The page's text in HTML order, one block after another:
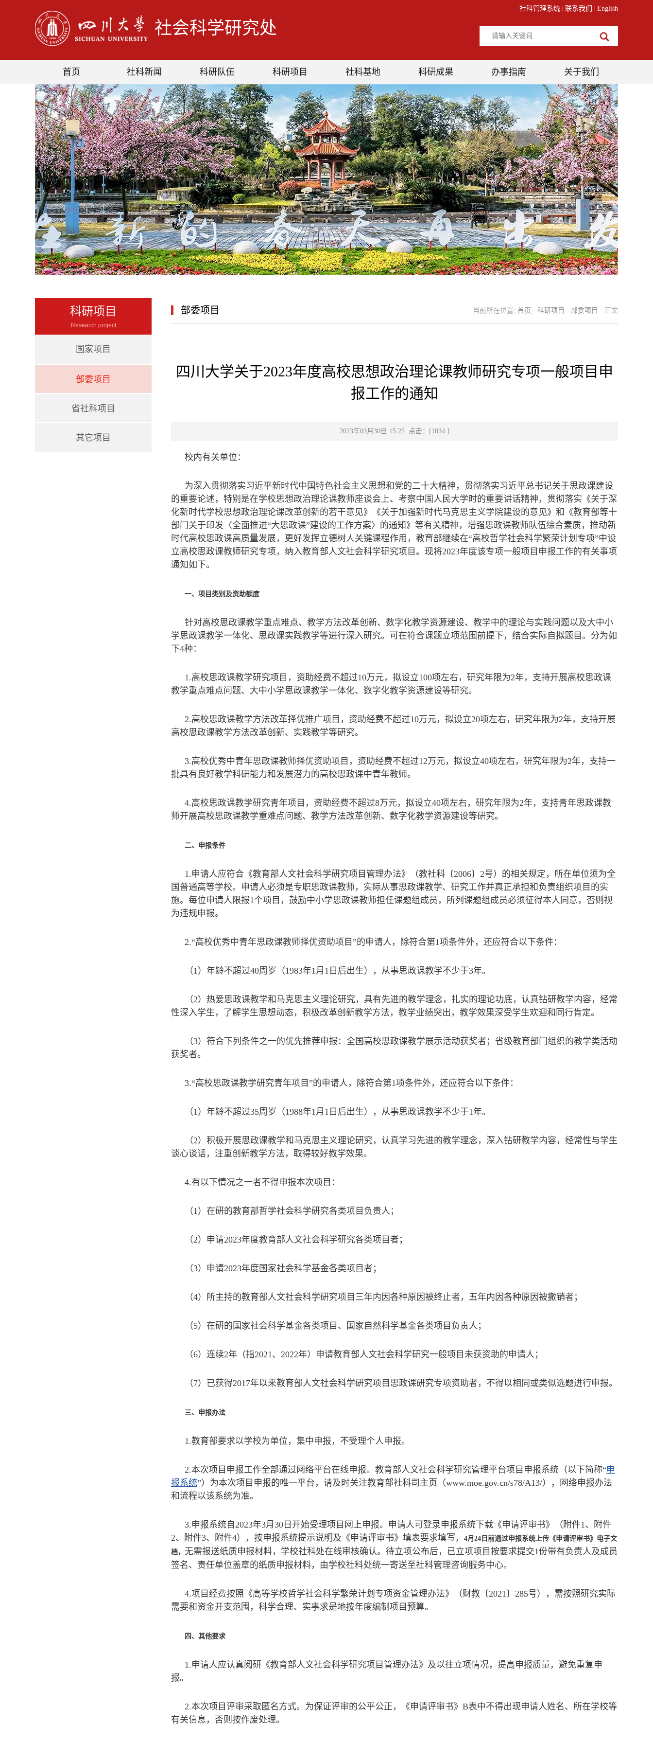
社会科学研究处
社科管理系统 联系我们 English
首页 社科新闻 科研队伍 科研项目 社科基地 科研成果 办事指南 关于我们
科研项目
Research project
国家项目
部委项目
省社科项目
其它项目
部委项目 当前所在位置: 首页 - 科研项目 - 部委项目 - 正文
四川大学关于2023年度高校思想政治理论课教师研究专项一般项目申
报工作的通知
2023年03月30日 15:25 点击：[1034 ]
校内有关单位：
为深入贯彻落实习近平新时代中国特色社会主义思想和党的二十大精神，贯彻落实习近平总书记关于思政课建设
的重要论述，特别是在学校思想政治理论课教师座谈会上、考察中国人民大学时的重要讲话精神，贯彻落实《关于深
化新时代学校思想政治理论课改革创新的若干意见》《关于加强新时代马克思主义学院建设的意见》和《教育部等十
部门关于印发〈全面推进“大思政课”建设的工作方案〉的通知》等有关精神，增强思政课教师队伍综合素质，推动新
时代高校思政课高质量发展，更好发挥立德树人关键课程作用，教育部继续在“高校哲学社会科学繁荣计划专项”中设
立高校思政课教师研究专项，纳入教育部人文社会科学研究项目。现将2023年度该专项一般项目申报工作的有关事项
通知如下。
一、项目类别及资助额度
针对高校思政课教学重点难点、教学方法改革创新、数字化教学资源建设、教学中的理论与实践问题以及大中小
学思政课教学一体化、思政课实践教学等进行深入研究。可在符合课题立项范围前提下，结合实际自拟题目。分为如
下4种：
1.高校思政课教学研究项目，资助经费不超过10万元，拟设立100项左右，研究年限为2年，支持开展高校思政课
教学重点难点问题、大中小学思政课教学一体化、数字化教学资源建设等研究。
2.高校思政课教学方法改革择优推广项目，资助经费不超过10万元，拟设立20项左右，研究年限为2年，支持开展
高校思政课教学方法改革创新、实践教学等研究。
3.高校优秀中青年思政课教师择优资助项目，资助经费不超过12万元，拟设立40项左右，研究年限为2年，支持一
批具有良好教学科研能力和发展潜力的高校思政课中青年教师。
4.高校思政课教学研究青年项目，资助经费不超过8万元，拟设立40项左右，研究年限为2年，支持青年思政课教
师开展高校思政课教学重难点问题、教学方法改革创新、数字化教学资源建设等研究。
二、申报条件
1.申请人应符合《教育部人文社会科学研究项目管理办法》（教社科〔2006〕2号）的相关规定，所在单位须为全
国普通高等学校。申请人必须是专职思政课教师，实际从事思政课教学、研究工作并真正承担和负责组织项目的实
施。每位申请人限报1个项目，鼓励中小学思政课教师担任课题组成员，所列课题组成员必须征得本人同意，否则视
为违规申报。
2.“高校优秀中青年思政课教师择优资助项目”的申请人，除符合第1项条件外，还应符合以下条件：
（1）年龄不超过40周岁（1983年1月1日后出生），从事思政课教学不少于3年。
（2）热爱思政课教学和马克思主义理论研究，具有先进的教学理念，扎实的理论功底，认真钻研教学内容，经常
性深入学生，了解学生思想动态，积极改革创新教学方法，教学业绩突出，教学效果深受学生欢迎和同行肯定。
（3）符合下列条件之一的优先推荐申报：全国高校思政课教学展示活动获奖者；省级教育部门组织的教学类活动
获奖者。
3.“高校思政课教学研究青年项目”的申请人，除符合第1项条件外，还应符合以下条件：
（1）年龄不超过35周岁（1988年1月1日后出生），从事思政课教学不少于1年。
（2）积极开展思政课教学和马克思主义理论研究，认真学习先进的教学理念，深入钻研教学内容，经常性与学生
谈心谈话，注重创新教学方法，取得较好教学效果。
4.有以下情况之一者不得申报本次项目：
（1）在研的教育部哲学社会科学研究各类项目负责人；
（2）申请2023年度教育部人文社会科学研究各类项目者；
（3）申请2023年度国家社会科学基金各类项目者；
（4）所主持的教育部人文社会科学研究项目三年内因各种原因被终止者，五年内因各种原因被撤销者；
（5）在研的国家社会科学基金各类项目、国家自然科学基金各类项目负责人；
（6）连续2年（指2021、2022年）申请教育部人文社会科学研究一般项目未获资助的申请人；
（7）已获得2017年以来教育部人文社会科学研究项目思政课研究专项资助者，不得以相同或类似选题进行申报。
三、申报办法
1.教育部要求以学校为单位，集中申报，不受理个人申报。
2.本次项目申报工作全部通过网络平台在线申报。教育部人文社会科学研究管理平台项目申报系统（以下简称“申
报系统”）为本次项目申报的唯一平台，请及时关注教育部社科司主页（www.moe.gov.cn/s78/A13/），网络申报办法
和流程以该系统为准。
3.申报系统自2023年3月30日开始受理项目网上申报。申请人可登录申报系统下载《申请评审书》（附件1、附件
2、附件3、附件4），按申报系统提示说明及《申请评审书》填表要求填写，
4月24日前通过申报系统上传《申请评审书》电子文
档， 无需报送纸质申报材料，学校社科处在线审核确认。待立项公布后，已立项项目按要求提交1份带有负责人及成员
签名、责任单位盖章的纸质申报材料，由学校社科处统一寄送至社科管理咨询服务中心。
4.项目经费按照《高等学校哲学社会科学繁荣计划专项资金管理办法》（财教〔2021〕285号），需按照研究实际
需要和资金开支范围，科学合理、实事求是地按年度编制项目预算。
四、其他要求
1.申请人应认真阅研《教育部人文社会科学研究项目管理办法》及以往立项情况，提高申报质量，避免重复申
报。
2.本次项目评审采取匿名方式。为保证评审的公平公正，《申请评审书》B表中不得出现申请人姓名、所在学校等
有关信息，否则按作废处理。